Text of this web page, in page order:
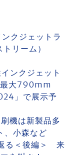
クジェットラ
リーム）
ンクジェット
大790mm
」で展示予
機は新製品多
小森など
る＜後編＞ 来